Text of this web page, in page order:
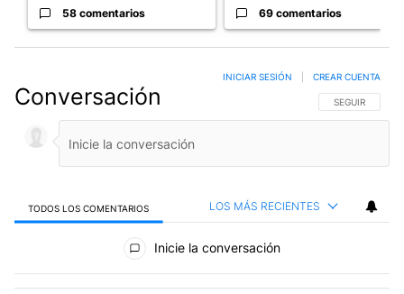
58 comentarios 69 comentarios
Conversación SIGA ESTA
SEGUIR
INICIAR SESIÓN CREAR CUENTA
TODOS LOS COMENTARIOS LOS MÁS RECIENTES
Todos los comentarios
Inicie la conversación